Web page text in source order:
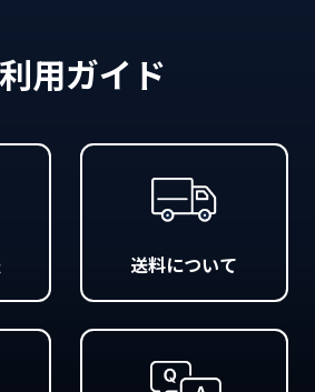
用ガイド
送料について